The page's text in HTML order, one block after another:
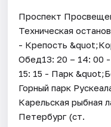
Проспект
Техническая
- Крепость
Обед13: 20 – 14: 00
15: 15 - Парк
Горный парк
Карельская рыбная
Петербург (ст.